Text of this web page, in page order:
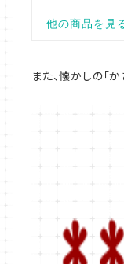
また、懐かしの「